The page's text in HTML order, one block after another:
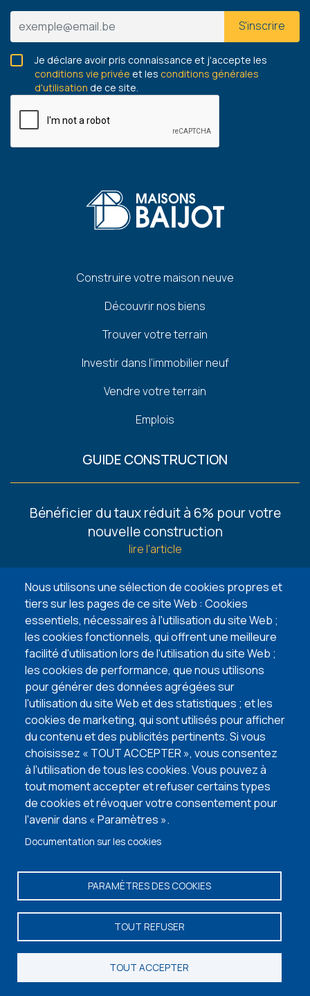
Demander une visite
Nous utilisons une sélection de cookies propres et
tiers sur les pages de ce site Web : Cookies
essentiels, nécessaires à l'utilisation du site Web ;
les cookies fonctionnels, qui offrent une meilleure
facilité d'utilisation lors de l'utilisation du site Web ;
les cookies de performance, que nous utilisons
pour générer des données agrégées sur
l'utilisation du site Web et des statistiques ; et les
cookies de marketing, qui sont utilisés pour afficher
du contenu et des publicités pertinents. Si vous
choisissez « TOUT ACCEPTER », vous consentez
à l'utilisation de tous les cookies. Vous pouvez à
tout moment accepter et refuser certains types
de cookies et révoquer votre consentement pour
l'avenir dans « Paramètres ».
Documentation sur les cookies
PARAMÈTRES DES COOKIES
TOUT REFUSER
TOUT ACCEPTER
S'inscrire
Je déclare avoir pris connaissance et j'accepte les
conditions vie privée et les conditions générales
d'utilisation de ce site.
Construire votre maison neuve
Découvrir nos biens
Trouver votre terrain
Investir dans l'immobilier neuf
Vendre votre terrain
Emplois
GUIDE CONSTRUCTION
Footer
Bénéficier du taux réduit à 6% pour votre
nouvelle construction
lire l'article
6 façons de trouver un terrain à bâtir
lire l'article
5 points d’attention lors de l’achat de votre
terrain à bâtir
lire l'article
VISITEZ NOS MAISONS TÉMOINS
Facebook-Instagram